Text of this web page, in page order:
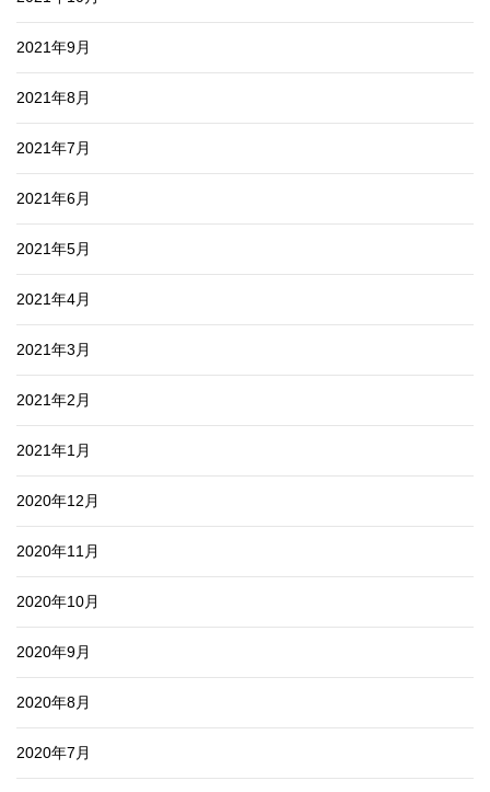
2021年9月
2021年8月
2021年7月
2021年6月
2021年5月
2021年4月
2021年3月
2021年2月
2021年1月
2020年12月
2020年11月
2020年10月
2020年9月
2020年8月
2020年7月